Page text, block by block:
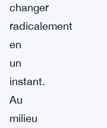
changer
radicalement
en
un
instant.
Au
milieu